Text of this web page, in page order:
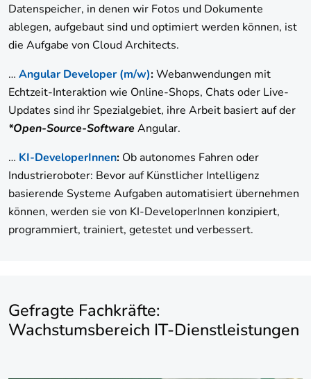
Datenspeicher, in denen wir Fotos und Dokumente
ablegen, aufgebaut sind und optimiert werden können, ist
die Aufgabe von Cloud Architects.
… Angular Developer (m/w):Webanwendungen mit
Echtzeit-Interaktion wie Online-Shops, Chats oder Live-
Updates sind ihr Spezialgebiet, ihre Arbeit basiert auf der
*Open-Source-SoftwareAngular.
… KI-DeveloperInnen:Ob autonomes Fahren oder
Industrieroboter: Bevor auf Künstlicher Intelligenz
basierende Systeme Aufgaben automatisiert übernehmen
können, werden sie von KI-DeveloperInnen konzipiert,
programmiert, trainiert, getestet und verbessert.
Gefragte Fachkräfte:
Wachstumsbereich IT-Dienstleistungen